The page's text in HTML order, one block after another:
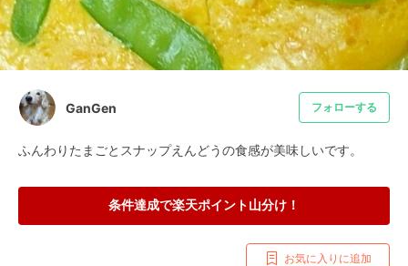
GanGen フォローする
ふんわりたまごとスナップえんどうの食感が美味しいです。
条件達成で楽天ポイント山分け！
お気に入りに追加